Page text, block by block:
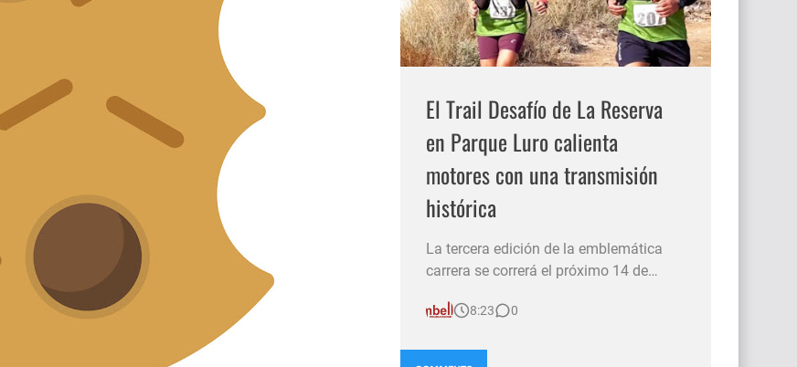
El Trail Desafío de La Reserva
en Parque Luro calienta
motores con una transmisión
histórica
La tercera edición de la emblemática
carrera se correrá el próximo 14 de
en un entorno único, el evento contará
8:23 0